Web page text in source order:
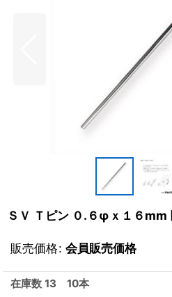
ＳＶ Ｔピン ０.６φｘ１６mm
販売価格: 会員販売価格
在庫数 13 10本